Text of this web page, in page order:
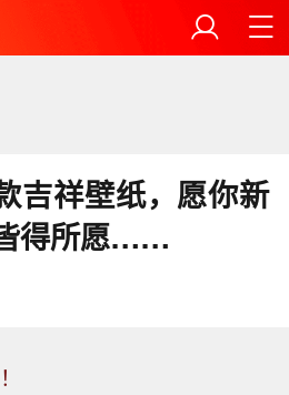
吉祥壁纸，愿你新
得所愿……